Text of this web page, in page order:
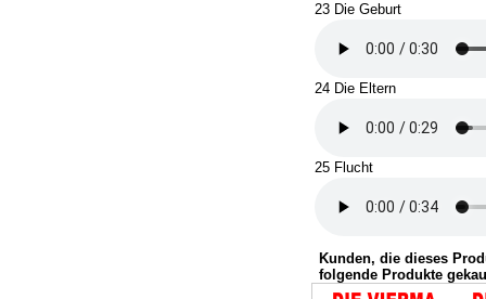
23 Die Geburt
24 Die Eltern
25 Flucht
Kunden, die dieses
folgende Produkte